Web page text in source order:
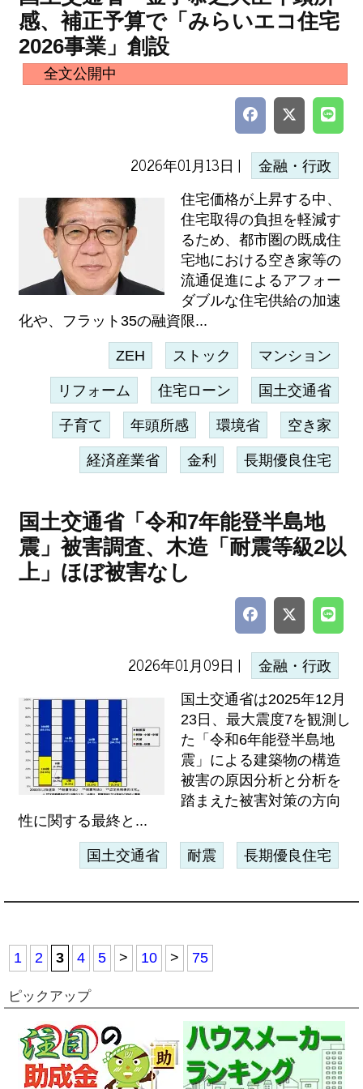
感、補正予算で「みらいエコ住宅
2026事業」創設
全文公開中
2026年01月13日 | 金融・行政
住宅価格が上昇する中、
住宅取得の負担を軽減す
るため、都市圏の既成住
宅地における空き家等の
流通促進によるアフォー
ダブルな住宅供給の加速
化や、フラット35の融資限...
ZEH ストック マンション
リフォーム 住宅ローン 国土交通省
子育て 年頭所感 環境省 空き家
経済産業省 金利 長期優良住宅
国土交通省「令和7年能登半島地
震」被害調査、木造「耐震等級2以
上」ほぼ被害なし
2026年01月09日 | 金融・行政
国土交通省は2025年12月
23日、最大震度7を観測し
た「令和6年能登半島地
震」による建築物の構造
被害の原因分析と分析を
踏まえた被害対策の方向
性に関する最終と...
国土交通省 耐震 長期優良住宅
1 2 3 4 5 > 10 > 75
ピックアップ